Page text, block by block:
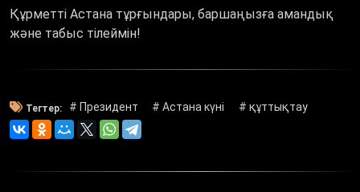
Құрметті Астана тұрғындары, баршаңызға амандық
және табыс тілеймін!
Тегтер: # Президент # Астана күні # құттықтау